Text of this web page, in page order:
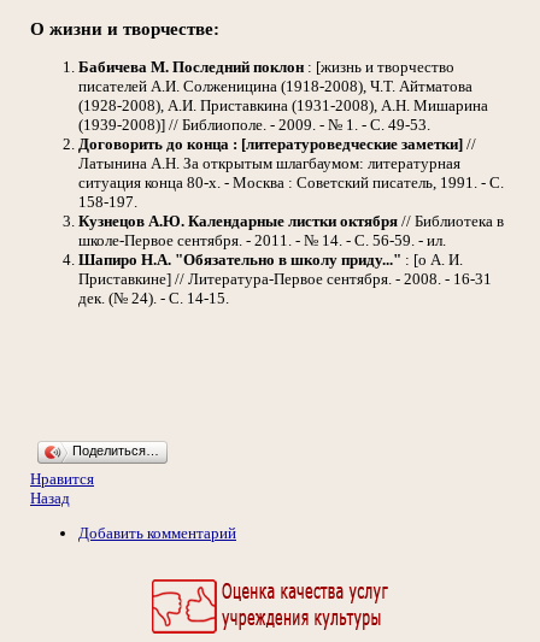
О жизни и творчестве:
Бабичева М. Последний поклон : [жизнь и творчество
писателей А.И. Солженицина (1918-2008), Ч.Т. Айтматова
(1928-2008), А.И. Приставкина (1931-2008), А.Н. Мишарина
(1939-2008)] // Библиополе. - 2009. - № 1. - С. 49-53.
Договорить до конца : [литературоведческие заметки] //
Латынина А.Н. За открытым шлагбаумом: литературная
ситуация конца 80-х. - Москва : Советский писатель, 1991. - С.
158-197.
Кузнецов А.Ю. Календарные листки октября // Библиотека в
школе-Первое сентября. - 2011. - № 14. - С. 56-59. - ил.
Шапиро Н.А. "Обязательно в школу приду..." : [о А. И.
Приставкине] // Литература-Первое сентября. - 2008. - 16-31
дек. (№ 24). - С. 14-15.
Поделиться…
Нравится
Назад
Добавить комментарий